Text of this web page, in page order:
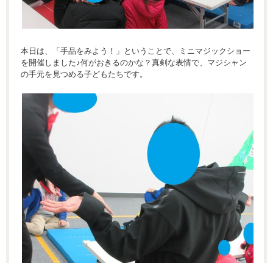
本日は、「手品をみよう！」ということで、ミニマジックショー
を開催しました♪何がおきるのかな？真剣な表情で、マジシャン
の手元を見つめる子どもたちです。